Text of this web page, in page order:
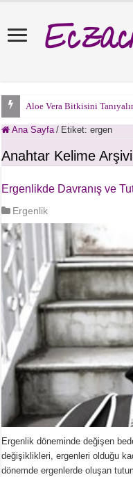
Aloe Vera Bitkisini
Ana Sayfa / Etiket:ergen
Anahtar Kelime Arşivi
Ergenlikde Davranış ve
Ergenlik
Ergenlik döneminde değişen
değişiklikleri, ergenleri olduğu
dönemde ergenlerde oluşan